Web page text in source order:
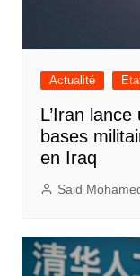
Actualité
L’Iran
bases
en Iraq
Said